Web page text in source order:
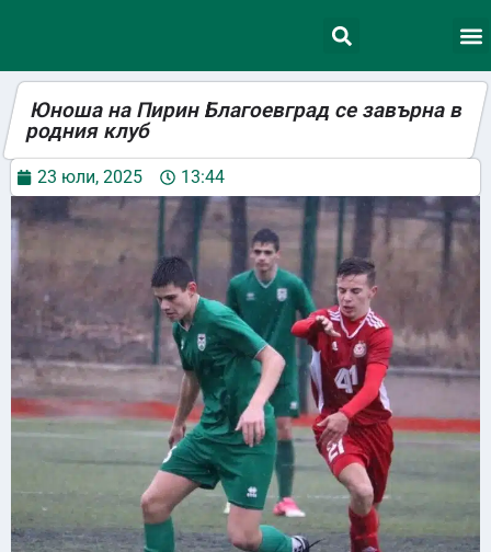
Юноша на Пирин Благоевград се завърна в
родния клуб
23 юли, 2025 13:44